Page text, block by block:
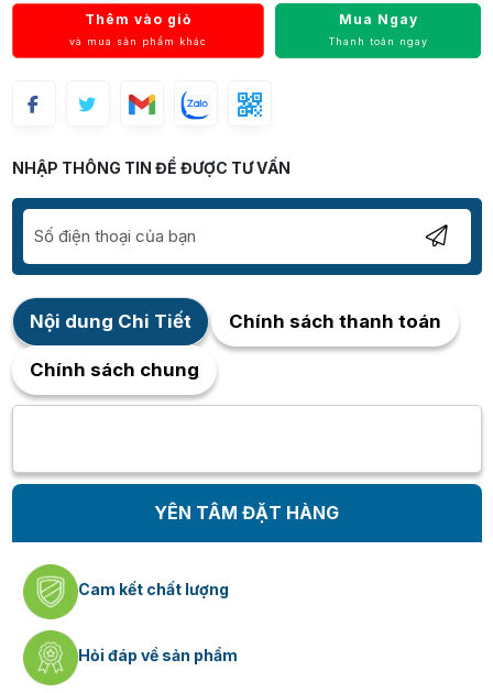
Thêm vào giỏ
và mua sản phẩm khác
Mua Ngay
Thanh toán ngay
NHẬP THÔNG TIN ĐỂ ĐƯỢC TƯ VẤN
Nội dung Chi Tiết Chính sách thanh toán
Chính sách chung
YÊN TÂM ĐẶT HÀNG
Cam kết chất lượng
Hỏi đáp về sản phẩm